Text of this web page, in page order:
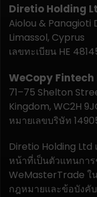
Diretio Holding
Aiolou & Panagioti
Limassol, Cyprus
เลขทะเบียน HE
WeCopy Fintech
71–75 Shelton
Kingdom, WC2H
หมายเลขบริษัท
Diretio Holding Ltd
หน้าที่เป็นตัวแทนกา
WeMasterTrade ใ
กฎหมายและข้อบังคั